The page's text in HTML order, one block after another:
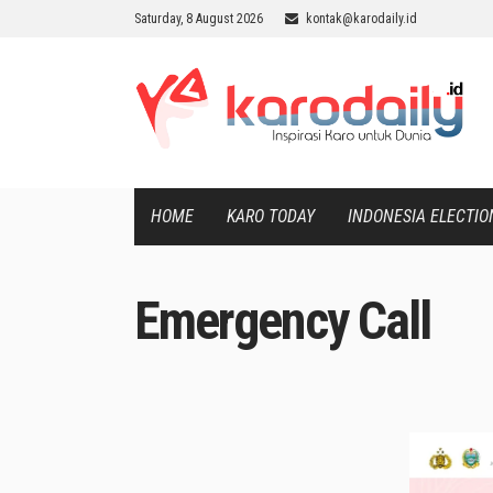
Saturday, 8 August 2026 kontak@karodaily.id
HOME KARO TODAY INDONESIA
Emergency Call